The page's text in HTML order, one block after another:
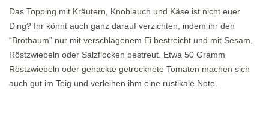
Das Topping mit Kräutern, Knoblauch und Käse ist nicht euer
Ding? Ihr könnt auch ganz darauf verzichten, indem ihr den
“Brotbaum” nur mit verschlagenem Ei bestreicht und mit Sesam,
Röstzwiebeln oder Salzflocken bestreut. Etwa 50 Gramm
Röstzwiebeln oder gehackte getrocknete Tomaten machen sich
auch gut im Teig und verleihen ihm eine rustikale Note.